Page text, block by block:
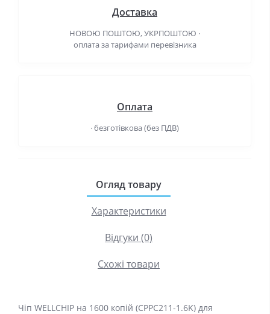
Доставка
НОВОЮ ПОШТОЮ, УКРПОШТОЮ ·
оплата за тарифами перевізника
Оплата
· безготівкова (без ПДВ)
Огляд товару
Характеристики
Відгуки (0)
Схожі товари
Чіп WELLCHIP на 1600 копій (CPPC211-1.6K) для